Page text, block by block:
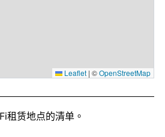
Leaflet | ©OpenStreetMap
租赁地点的清单。